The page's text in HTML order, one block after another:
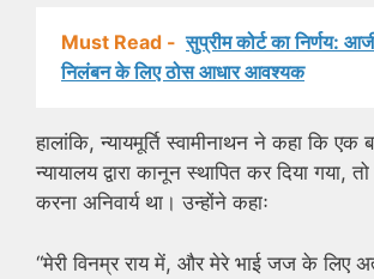
Must Read - सुप्रीम कोर्ट का निर्णय:
निलंबन के लिए ठोस आधार आवश्यक
हालांकि, न्यायमूर्ति स्वामीनाथन ने कहा कि एक
न्यायालय द्वारा कानून स्थापित कर दिया गया,
करना अनिवार्य था। उन्होंने कहाः
“मेरी विनम्र राय में, और मेरे भाई जज के लिए